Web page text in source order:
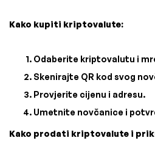
Kako kupiti kriptovalute:
Odaberite kriptovalutu i
Skenirajte QR kod svog
Provjerite cijenu i adresu.
Umetnite novčanice i
Kako prodati kriptovalute i